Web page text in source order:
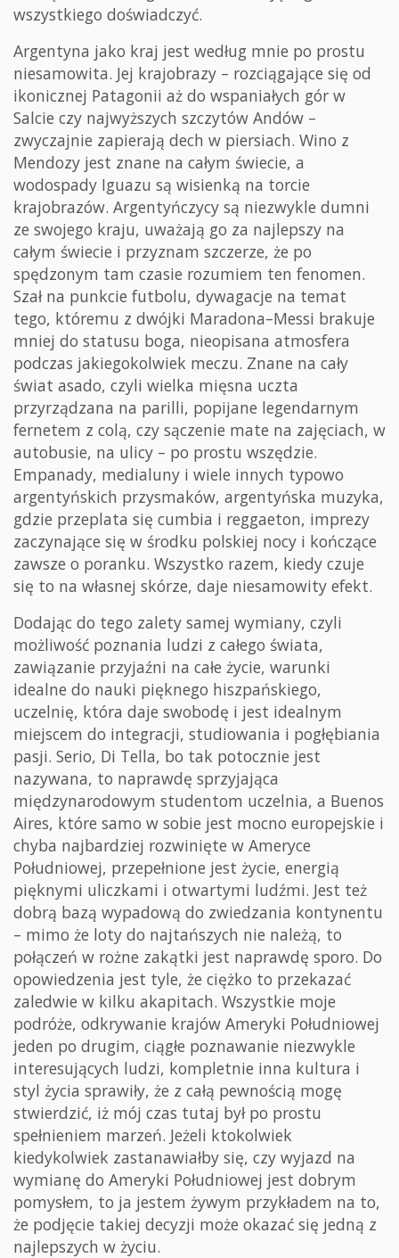
wszystkiego doświadczyć.
Argentyna jako kraj jest według mnie po prostu
niesamowita. Jej krajobrazy – rozciągające się od
ikonicznej Patagonii aż do wspaniałych gór w
Salcie czy najwyższych szczytów Andów –
zwyczajnie zapierają dech w piersiach. Wino z
Mendozy jest znane na całym świecie, a
wodospady Iguazu są wisienką na torcie
krajobrazów. Argentyńczycy są niezwykle dumni
ze swojego kraju, uważają go za najlepszy na
całym świecie i przyznam szczerze, że po
spędzonym tam czasie rozumiem ten fenomen.
Szał na punkcie futbolu, dywagacje na temat
tego, któremu z dwójki Maradona–Messi brakuje
mniej do statusu boga, nieopisana atmosfera
podczas jakiegokolwiek meczu. Znane na cały
świat asado, czyli wielka mięsna uczta
przyrządzana na parilli, popijane legendarnym
fernetem z colą, czy sączenie mate na zajęciach, w
autobusie, na ulicy – po prostu wszędzie.
Empanady, medialuny i wiele innych typowo
argentyńskich przysmaków, argentyńska muzyka,
gdzie przeplata się cumbia i reggaeton, imprezy
zaczynające się w środku polskiej nocy i kończące
zawsze o poranku. Wszystko razem, kiedy czuje
się to na własnej skórze, daje niesamowity efekt.
Dodając do tego zalety samej wymiany, czyli
możliwość poznania ludzi z całego świata,
zawiązanie przyjaźni na całe życie, warunki
idealne do nauki pięknego hiszpańskiego,
uczelnię, która daje swobodę i jest idealnym
miejscem do integracji, studiowania i pogłębiania
pasji. Serio, Di Tella, bo tak potocznie jest
nazywana, to naprawdę sprzyjająca
międzynarodowym studentom uczelnia, a Buenos
Aires, które samo w sobie jest mocno europejskie i
chyba najbardziej rozwinięte w Ameryce
Południowej, przepełnione jest życie, energią
pięknymi uliczkami i otwartymi ludźmi. Jest też
dobrą bazą wypadową do zwiedzania kontynentu
– mimo że loty do najtańszych nie należą, to
połączeń w rożne zakątki jest naprawdę sporo. Do
opowiedzenia jest tyle, że ciężko to przekazać
zaledwie w kilku akapitach. Wszystkie moje
podróże, odkrywanie krajów Ameryki Południowej
jeden po drugim, ciągłe poznawanie niezwykle
interesujących ludzi, kompletnie inna kultura i
styl życia sprawiły, że z całą pewnością mogę
stwierdzić, iż mój czas tutaj był po prostu
spełnieniem marzeń. Jeżeli ktokolwiek
kiedykolwiek zastanawiałby się, czy wyjazd na
wymianę do Ameryki Południowej jest dobrym
pomysłem, to ja jestem żywym przykładem na to,
że podjęcie takiej decyzji może okazać się jedną z
najlepszych w życiu.